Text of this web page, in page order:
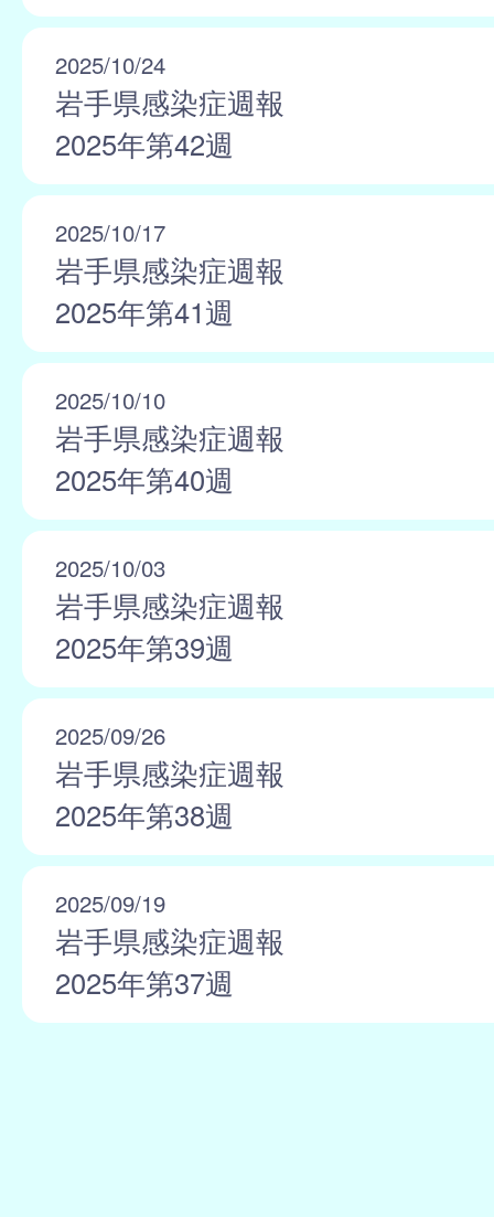
2025/10/24
岩手県感染症週報
2025年第42週
2025/10/17
岩手県感染症週報
2025年第41週
2025/10/10
岩手県感染症週報
2025年第40週
2025/10/03
岩手県感染症週報
2025年第39週
2025/09/26
岩手県感染症週報
2025年第38週
2025/09/19
岩手県感染症週報
2025年第37週